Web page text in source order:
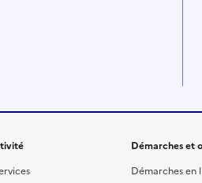
Démarches et
Démarches en